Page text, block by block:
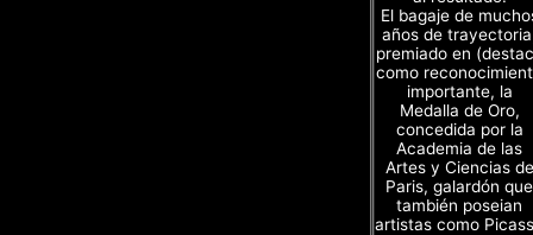
El bagaje de
años de
premiado en
como
importante, la
Medalla de Oro,
concedida por la
Academia de las
Artes y Ciencias de
Paris, galardón que
también poseian
artistas como